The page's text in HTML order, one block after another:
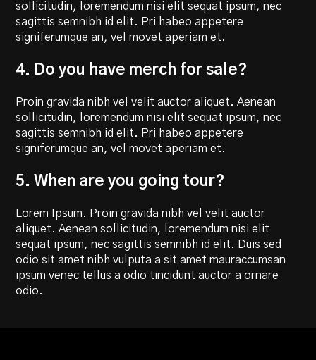
sollicitudin, loremendum nisi elit sequat ipsum, nec
sagittis semnibh id elit. Pri habeo appetere
signiferumque an, vel movet aperiam et.
4. Do you have merch for sale?
Proin gravida nibh vel velit auctor aliquet. Aenean
sollicitudin, loremendum nisi elit sequat ipsum, nec
sagittis semnibh id elit. Pri habeo appetere
signiferumque an, vel movet aperiam et.
5. When are you going tour?
Lorem Ipsum. Proin gravida nibh vel velit auctor
aliquet. Aenean sollicitudin, loremendum nisi elit
sequat ipsum, nec sagittis semnibh id elit. Duis sed
odio sit amet nibh vulputa a sit amet mauraccumsan
ipsum venec tellus a odio tincidunt auctor a ornare
odio.